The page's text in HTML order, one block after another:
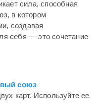
сила, способная
в котором
создавая
себя — это сочетание
союз
карт. Используйте ее